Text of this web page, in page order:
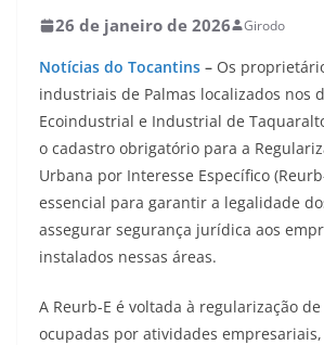
26 de janeiro de 2026 Girodo
Notícias do Tocantins – Os
industriais de Palmas localizados nos
Ecoindustrial e Industrial de
o cadastro obrigatório para a
Urbana por Interesse Específico
essencial para garantir a legalidade
assegurar segurança jurídica aos
instalados nessas áreas.
A Reurb-E é voltada à regularização
ocupadas por atividades